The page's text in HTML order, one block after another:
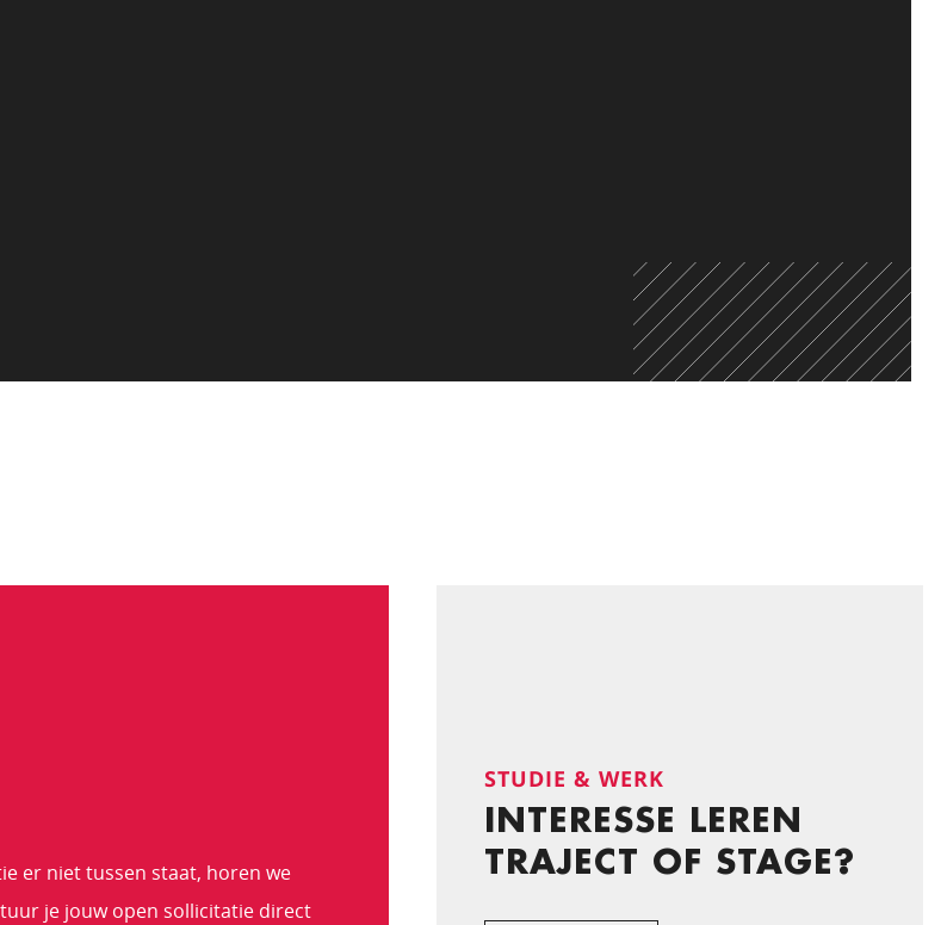
er niet tussen staat, horen we
je jouw open sollicitatie direct
STUDIE & WERK
INTERESSE LEREN
TRAJECT OF STAGE?